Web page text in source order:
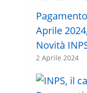
Aprile
Novità
2 Aprile 2024